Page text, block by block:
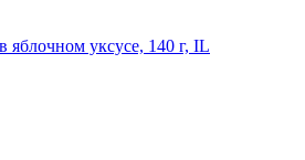
яблочном уксусе, 140 г, IL